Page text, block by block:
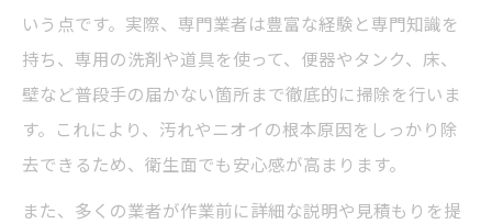
いう点です。実際、専門業者は豊富な経験と専門知識を
持ち、専用の洗剤や道具を使って、便器やタンク、床、
壁など普段手の届かない箇所まで徹底的に掃除を行いま
す。これにより、汚れやニオイの根本原因をしっかり除
去できるため、衛生面でも安心感が高まります。
また、多くの業者が作業前に詳細な説明や見積もりを提